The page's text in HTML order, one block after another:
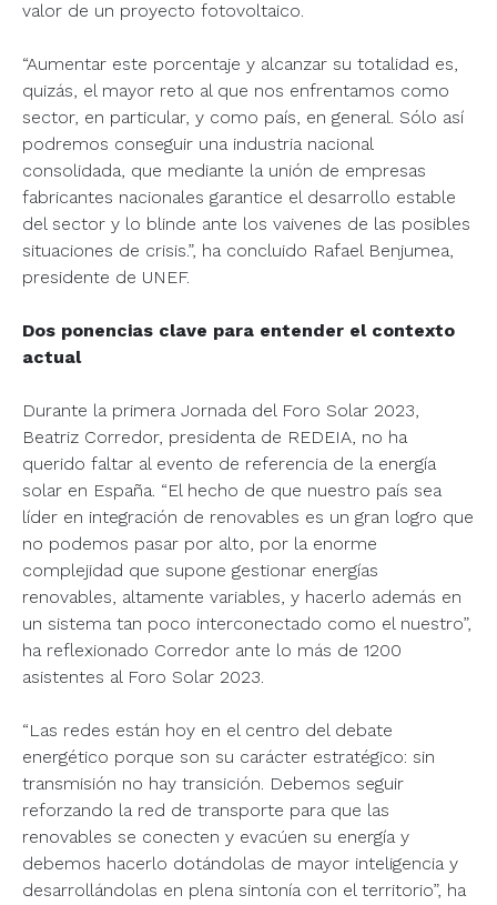
valor de un proyecto fotovoltaico.
“Aumentar este porcentaje y alcanzar su totalidad es,
quizás, el mayor reto al que nos enfrentamos como
sector, en particular, y como país, en general. Sólo así
podremos conseguir una industria nacional
consolidada, que mediante la unión de empresas
fabricantes nacionales garantice el desarrollo estable
del sector y lo blinde ante los vaivenes de las posibles
situaciones de crisis.”, ha concluido Rafael Benjumea,
presidente de UNEF.
Dos ponencias clave para entender el contexto
actual
Durante la primera Jornada del Foro Solar 2023,
Beatriz Corredor, presidenta de REDEIA, no ha
querido faltar al evento de referencia de la energía
solar en España. “El hecho de que nuestro país sea
líder en integración de renovables es un gran logro que
no podemos pasar por alto, por la enorme
complejidad que supone gestionar energías
renovables, altamente variables, y hacerlo además en
un sistema tan poco interconectado como el nuestro”,
ha reflexionado Corredor ante lo más de 1200
asistentes al Foro Solar 2023.
“Las redes están hoy en el centro del debate
energético porque son su carácter estratégico: sin
transmisión no hay transición. Debemos seguir
reforzando la red de transporte para que las
renovables se conecten y evacúen su energía y
debemos hacerlo dotándolas de mayor inteligencia y
desarrollándolas en plena sintonía con el territorio”, ha